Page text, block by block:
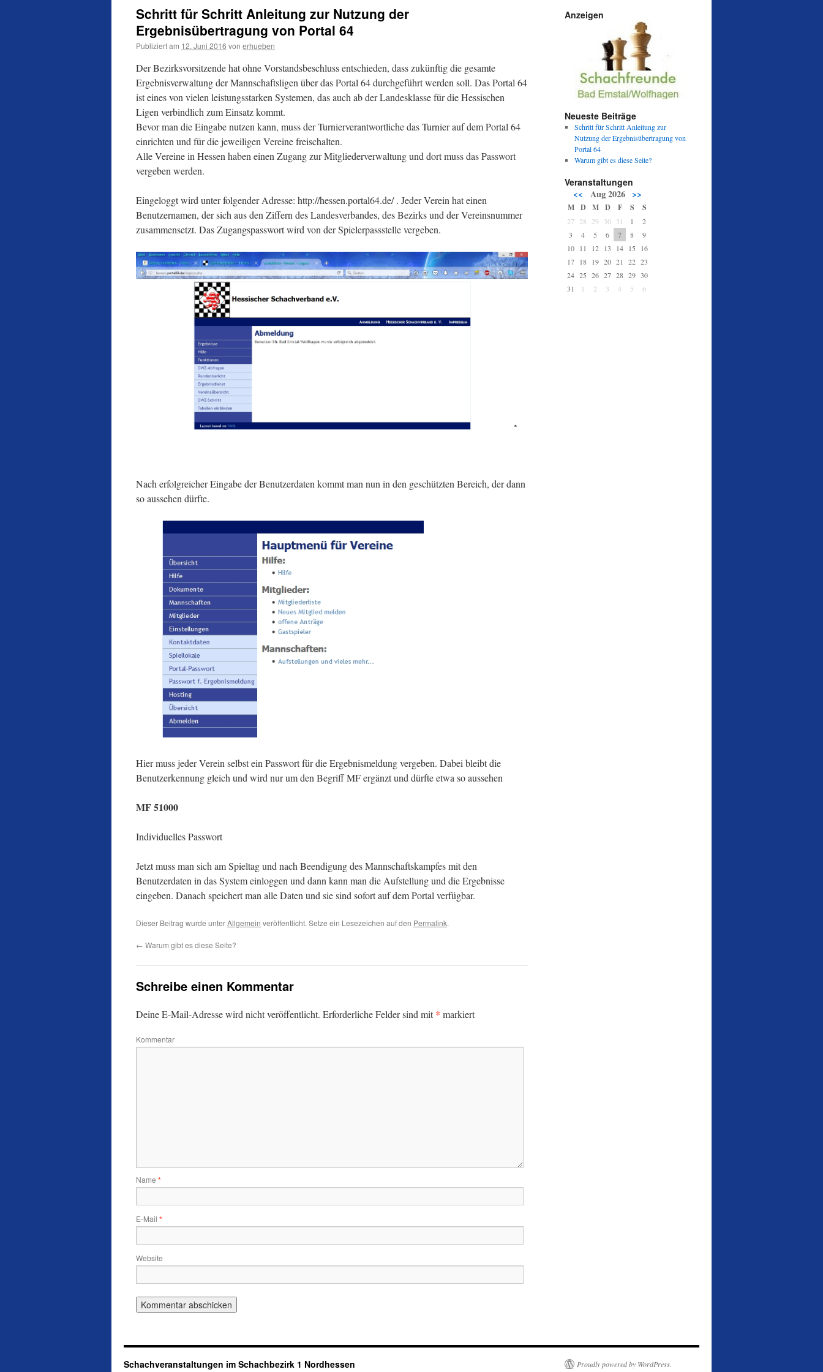
Schritt für Schritt Anleitung zur Nutzung der
Ergebnisübertragung von Portal 64
Publiziert am 12. Juni 2016 von erhueben
Der Bezirksvorsitzende hat ohne Vorstandsbeschluss entschieden, dass zukünftig die gesamte
Ergebnisverwaltung der Mannschaftsligen über das Portal 64 durchgeführt werden soll. Das Portal 64
ist eines von vielen leistungsstarken Systemen, das auch ab der Landesklasse für die Hessischen
Ligen verbindlich zum Einsatz kommt.
Bevor man die Eingabe nutzen kann, muss der Turnierverantwortliche das Turnier auf dem Portal 64
einrichten und für die jeweiligen Vereine freischalten.
Alle Vereine in Hessen haben einen Zugang zur Mitgliederverwaltung und dort muss das Passwort
vergeben werden.
Eingeloggt wird unter folgender Adresse: http://hessen.portal64.de/ . Jeder Verein hat einen
Benutzernamen, der sich aus den Ziffern des Landesverbandes, des Bezirks und der Vereinsnummer
zusammensetzt. Das Zugangspasswort wird von der Spielerpassstelle vergeben.
Nach erfolgreicher Eingabe der Benutzerdaten kommt man nun in den geschützten Bereich, der dann
so aussehen dürfte.
Hier muss jeder Verein selbst ein Passwort für die Ergebnismeldung vergeben. Dabei bleibt die
Benutzerkennung gleich und wird nur um den Begriff MF ergänzt und dürfte etwa so aussehen
MF 51000
Individuelles Passwort
Jetzt muss man sich am Spieltag und nach Beendigung des Mannschaftskampfes mit den
Benutzerdaten in das System einloggen und dann kann man die Aufstellung und die Ergebnisse
eingeben. Danach speichert man alle Daten und sie sind sofort auf dem Portal verfügbar.
Dieser Beitrag wurde unterAllgemein veröffentlicht. Setze ein Lesezeichen auf den Permalink.
← Warum gibt es diese Seite?
Schreibe einen Kommentar
Deine E-Mail-Adresse wird nicht veröffentlicht. Erforderliche Felder sind mit* markiert
Kommentar
Name *
E-Mail *
Website
Anzeigen
Neueste Beiträge
Schritt für Schritt Anleitung zur
Nutzung der Ergebnisübertragung von
Portal 64
Warum gibt es diese Seite?
Veranstaltungen
<< Aug 2026 >>
M D M D F S S
27 28 29 30 31 1
2
3
4 5 6 7 8
9
10
11 12 13 14 15
16
17
18 19 20 21 22 23
24 25 26 27 28 29 30
31
1 2 3 4 5 6
Schachveranstaltungen im Schachbezirk 1 Nordhessen Proudly powered by WordPress.